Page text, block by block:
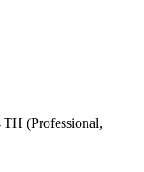
(Professional,